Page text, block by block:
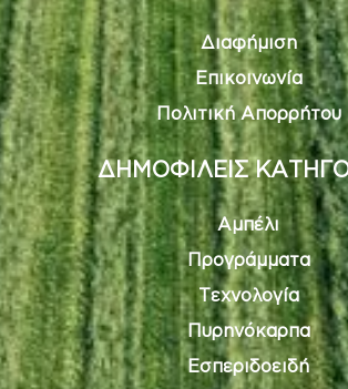
Διαφήμιση
Επικοινωνία
Πολιτική Απορρήτου
ΔΗΜΟΦΙΛΕΙΣ
Αμπέλι
Προγράμματα
Τεχνολογία
Πυρηνόκαρπα
Εσπεριδοειδή